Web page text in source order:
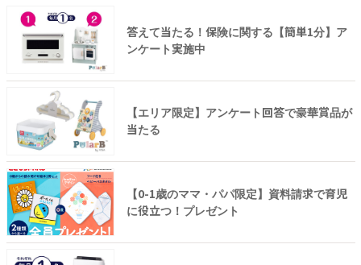
答えて当たる！保険に関する【簡単1分】ア
ンケート実施中
【エリア限定】アンケート回答で豪華賞品が
当たる
【0-1歳のママ・パパ限定】資料請求で育児
に役立つ！プレゼント